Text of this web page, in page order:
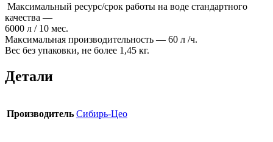
Максимальный ресурс/срок работы на воде стандартного
качества —
6000 л / 10 мес.
Максимальная производительность — 60 л /ч.
Вес без упаковки, не более 1,45 кг.
Детали
Производитель Сибирь-Цео